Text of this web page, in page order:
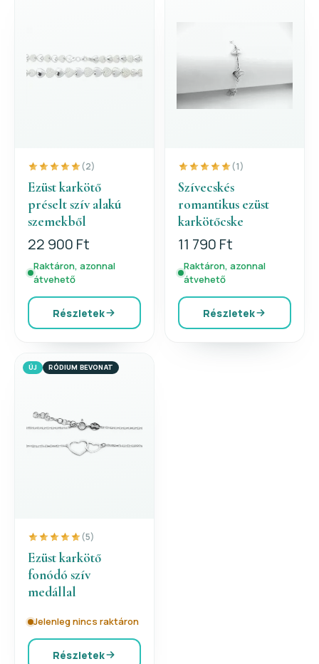
(2)
Ezüst karkötő
préselt szív alakú
szemekből
22 900 Ft
Raktáron, azonnal
átvehető
Részletek
(1)
Szívecskés
romantikus ezüst
karkötőcske
11 790 Ft
Raktáron, azonnal
átvehető
Részletek
ÚJ RÓDIUM BEVONAT
(5)
Ezüst karkötő
fonódó szív
medállal
Jelenleg nincs raktáron
Részletek